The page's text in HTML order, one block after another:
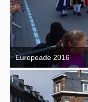
Europeade 2016
7. September 2016